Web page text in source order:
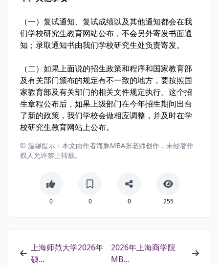
（一）复试通知、复试成绩以及其他通知都会在我
们学校研究生教育网站公布，不会另外寄发书面通
知；录取通知书由我们学校研究生处负责寄发。
（二）如果上面说的招生政策和程序和国家教育部
及有关部门颁布的规定有不一致的地方，要按照国
家教育部及有关部门的相关文件规定执行。这个招
生章程公布后，如果上级部门在今年招生期间出台
了新的政策，我们学校会做相应调整，并及时在学
校研究生教育网站上公布。
© 温馨提示：本文由作者海豚MBA张老师创作，未经著作
权人允许禁止转载。
0 0 0 255
上海师范大学2026年
硕...
2026年上海商学院
MB...